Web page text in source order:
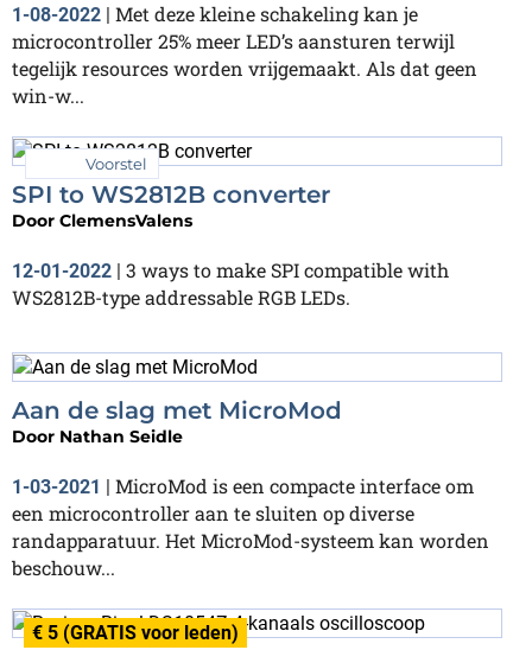
1-08-2022
Met deze kleine schakeling kan je
microcontroller 25% meer LED’s aansturen terwijl
tegelijk resources worden vrijgemaakt. Als dat geen
win-w...
Voorstel
SPI to WS2812B converter
Door ClemensValens
12-01-2022 | 3 ways to make SPI compatible with
WS2812B-type addressable RGB LEDs.
Aan de slag met MicroMod
Door Nathan Seidle
1-03-2021 | MicroMod is een compacte interface om
een microcontroller aan te sluiten op diverse
randapparatuur. Het MicroMod-systeem kan worden
beschouw...
€ 5 (GRATIS voor leden)